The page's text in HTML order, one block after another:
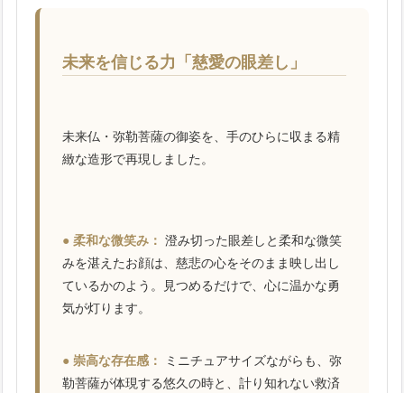
未来を信じる力「慈愛の眼差し」
未来仏・弥勒菩薩の御姿を、手のひらに収まる精
緻な造形で再現しました。
● 柔和な微笑み： 澄み切った眼差しと柔和な微笑
みを湛えたお顔は、慈悲の心をそのまま映し出し
ているかのよう。見つめるだけで、心に温かな勇
気が灯ります。
● 崇高な存在感： ミニチュアサイズながらも、弥
勒菩薩が体現する悠久の時と、計り知れない救済